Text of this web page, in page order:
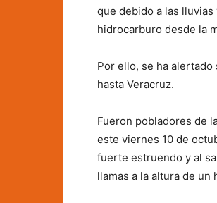
que debido a las
hidrocarburo desde la
Por ello, se ha
hasta Veracruz.
Fueron pobladores de
este viernes 10 de
fuerte estruendo y al
llamas a la altura de un